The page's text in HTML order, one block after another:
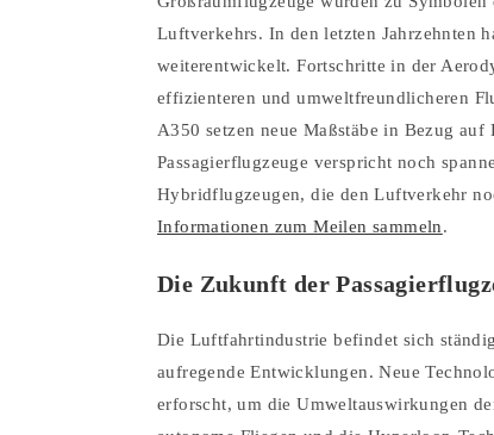
Luftverkehrs. In den letzten Jahrzehnten
weiterentwickelt. Fortschritte in der
effizienteren und umweltfreundlicheren
A350 setzen neue Maßstäbe in Bezug
Passagierflugzeuge verspricht noch
Hybridflugzeugen, die den Luftverkehr
Informationen zum Meilen sammeln.
Die Zukunft der
Die Luftfahrtindustrie befindet sich
aufregende Entwicklungen. Neue
erforscht, um die Umweltauswirkungen